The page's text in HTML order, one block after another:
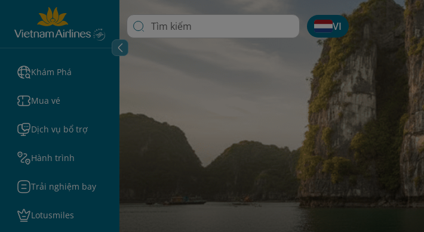
Khám Phá
Mua vé
Dịch vụ bổ trợ
Hành trình
Trải nghiệm bay
Lotusmiles
VI